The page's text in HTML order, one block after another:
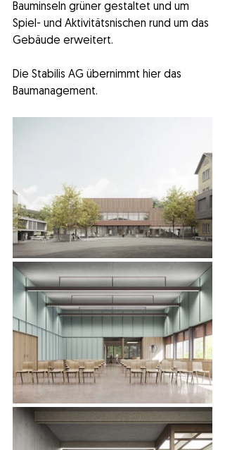
Bauminseln grüner gestaltet und um
Spiel- und Aktivitätsnischen rund um das
Gebäude erweitert.
Die Stabilis AG übernimmt hier das
Baumanagement.